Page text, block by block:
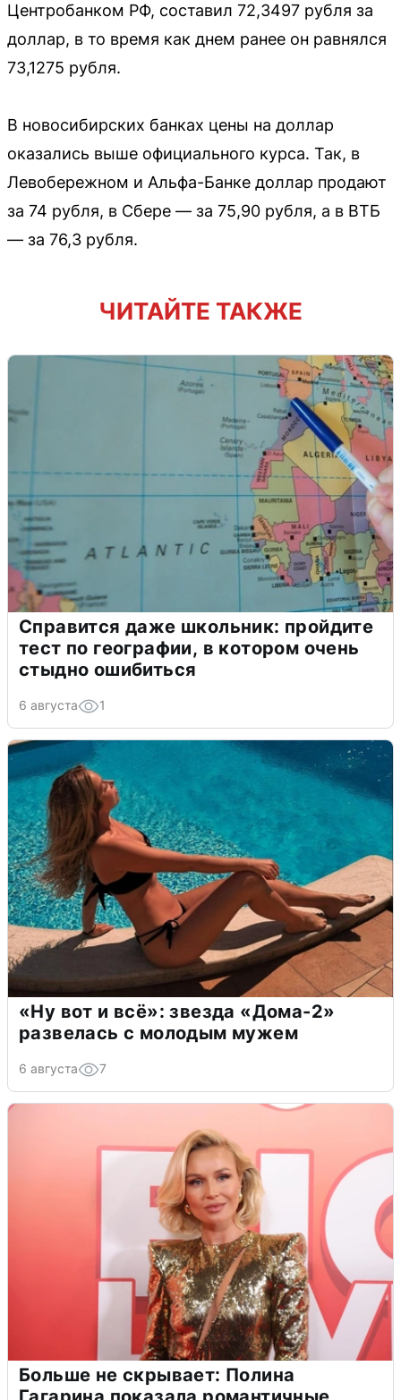
Центробанком РФ, составил 72,3497 рубля за
доллар, в то время как днем ранее он равнялся
73,1275 рубля.
В новосибирских банках цены на доллар
оказались выше официального курса. Так, в
Левобережном и Альфа-Банке доллар продают
за 74 рубля, в Сбере — за 75,90 рубля, а в ВТБ
— за 76,3 рубля.
ЧИТАЙТЕ ТАКЖЕ
Справится даже школьник: пройдите
тест по географии, в котором очень
стыдно ошибиться
6 августа 1
«Ну вот и всё»: звезда «Дома-2»
развелась с молодым мужем
6 августа 7
Больше не скрывает: Полина